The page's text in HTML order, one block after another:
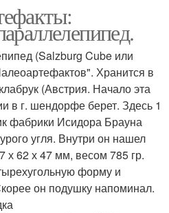
(Salzburg Cube или
Хранится в
(Австрия. Начало эта
в г. шендорфе берет. Здесь 1
фабрики Исидора Брауна
угля. Внутри он нашел
х 62 х 47 мм, весом 785 гр.
форму и
он подушку напоминал.